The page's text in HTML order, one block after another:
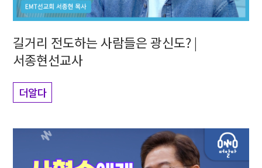
길거리 전도하는 사람들은 광신도? |
서종현선교사
더알다